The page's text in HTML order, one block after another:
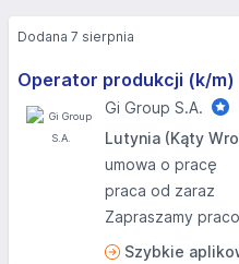
Operator produkcji (k/
Gi Group S.A.
Lutynia (Kąty
umowa o pracę
praca od zaraz
Zapraszamy
Szybkie
Dodana 7 sierpnia